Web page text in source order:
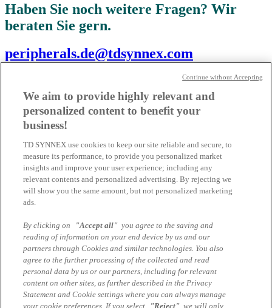
Haben Sie noch weitere Fragen? Wir
beraten Sie gern.
peripherals.de@tdsynnex.com
Michael Bublitz
Team Leader Peripherals
Endpoint Solutions Germany
WE ARE YOUR POWER SUPPLIER
Andreas Ehrnthaller
Teamlead Channel Marketing ES
andreas.ehrnthaller@tdsynnex.com
Alle Artikel des Autors
Das könnte Sie auch interessieren
We aim to provide highly relevant and
personalized content to benefit your
business!
TD SYNNEX use cookies to keep our site reliable and secure, to
measure its performance, to provide you personalized market
insights and improve your user experience; including any
relevant contents and personalized advertising. By rejecting we
will show you the same amount, but not personalized marketing
ads.
By clicking on "Accept all" you agree to the saving and
reading of information on your end device by us and our
partners through Cookies and similar technologies. You also
agree to the further processing of the collected and read
personal data by us or our partners, including for relevant
content on other sites, as further described in the Privacy
Statement and Cookie settings where you can always manage
your cookie preferences. If you select
"Reject" , we will only
Continue without Accepting